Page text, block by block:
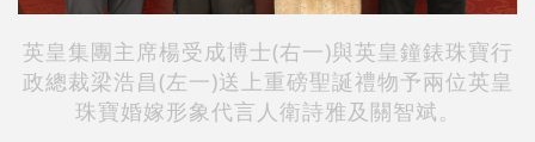
英皇集團主席楊受成博士(右一)與英皇鐘錶珠寶行
政總裁梁浩昌(左一)送上重磅聖誕禮物予兩位英皇
珠寶婚嫁形象代言人衛詩雅及關智斌。